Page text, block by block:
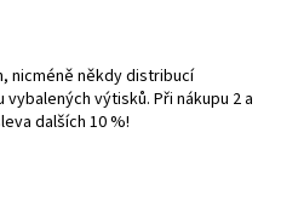
nicméně někdy distribucí
výtisků. Při nákupu 2 a
dalších 10 %!